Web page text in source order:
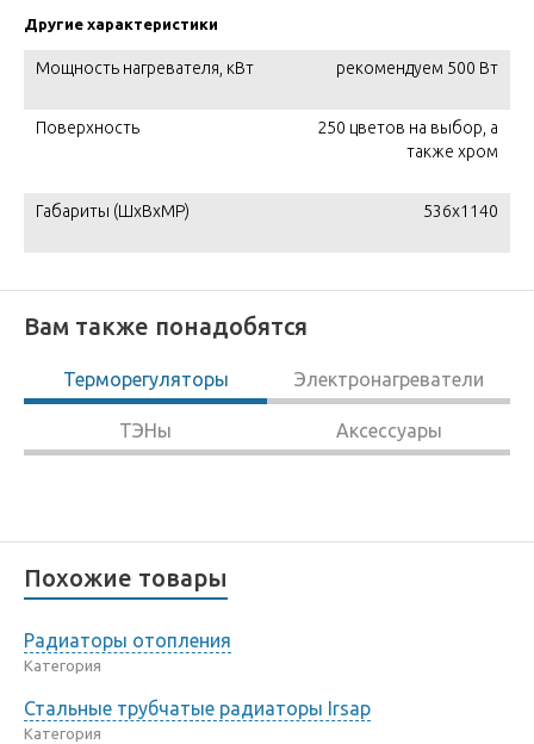
Другие характеристики
Мощность нагревателя, кВт рекомендуем 500 Вт
Поверхность
250 цветов на выбор, а
также хром
Габариты (ШxВxМР) 536x1140
Вам также понадобятся
Терморегуляторы Электронагреватели
ТЭНы Аксессуары
Похожие товары
Радиаторы отопления
Категория
Стальные трубчатые радиаторы Irsap
Категория